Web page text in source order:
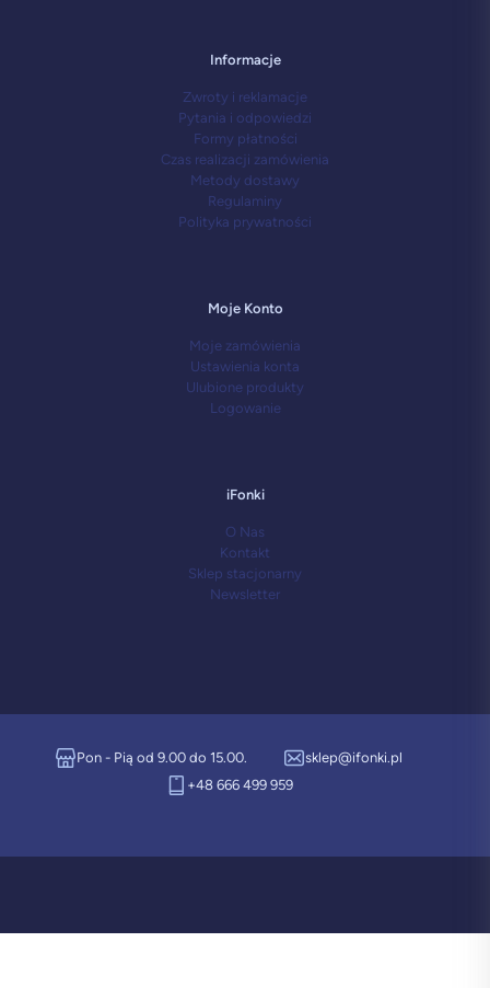
Informacje
Zwroty i reklamacje
Pytania i odpowiedzi
Formy płatności
Czas realizacji zamówienia
Metody dostawy
Regulaminy
Polityka prywatności
Moje Konto
Moje zamówienia
Ustawienia konta
Ulubione produkty
Logowanie
iFonki
O Nas
Kontakt
Sklep stacjonarny
Newsletter
Pon - Pią od 9.00 do 15.00.
sklep@ifonki.pl
+48 666 499 959